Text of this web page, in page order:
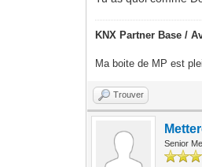
KNX Partner Base /
Ma boite de MP est
Trouver
Senior